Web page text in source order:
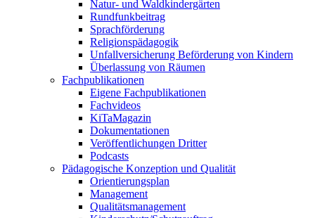
Natur- und Waldkindergärten
Rundfunkbeitrag
Sprachförderung
Religionspädagogik
Unfallversicherung Beförderung von Kindern
Überlassung von Räumen
Fachpublikationen
Eigene Fachpublikationen
Fachvideos
KiTaMagazin
Dokumentationen
Veröffentlichungen Dritter
Podcasts
Pädagogische Konzeption und Qualität
Orientierungsplan
Management
Qualitätsmanagement